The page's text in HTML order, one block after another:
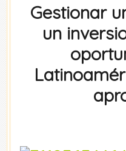
Gestionar
un